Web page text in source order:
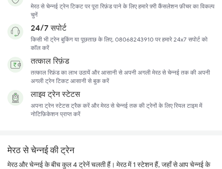
मेरठ से चेन्नई ट्रेन टिकट पर पूरा रिफ़ंड पाने के लिए हमारे फ़्री कैंसलेशन फ़ीचर का विकल्प
चुनें
24/7 सपोर्ट
किसी भी ट्रेन बुकिंग या पूछताछ के लिए, 08068243910 पर हमारे 24x7 सपोर्ट को
कॉल करें
तत्काल रिफ़ंड
तत्काल रिफ़ंड का लाभ उठायें और आसानी से अपनी अगली मेरठ से चेन्नई तक की अपनी
अगली ट्रेन टिकट आसानी से बुक करें
लाइव ट्रेन स्टेटस
अपना ट्रेन स्टेटस ट्रैक करें और मेरठ से चेन्नई तक की ट्रेनों के लिए रियल टाइम में
नोटिफ़िकेशन प्राप्त करें
मेरठ से चेन्नई की ट्रेन
मेरठ और चेन्नई के बीच कुल 4 ट्रेनें चलती हैं। मेरठ में 1 स्टेशन हैं, जहाँ से आप चेन्नई के